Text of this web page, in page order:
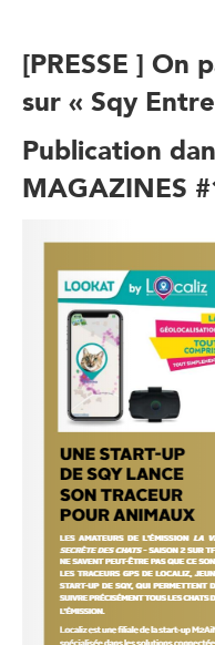
[PRESSE ] On
sur « Sqy
Publication
MAGAZINES